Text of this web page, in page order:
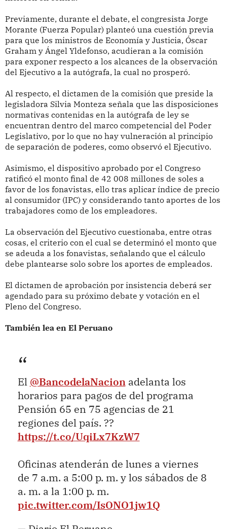
Previamente, durante el debate, el congresista Jorge
Morante (Fuerza Popular) planteó una cuestión previa
para que los ministros de Economía y Justicia, Óscar
Graham y Ángel Yldefonso, acudieran a la comisión
para exponer respecto a los alcances de la observación
del Ejecutivo a la autógrafa, la cual no prosperó.
Al respecto, el dictamen de la comisión que preside la
legisladora Silvia Monteza señala que las disposiciones
normativas contenidas en la autógrafa de ley se
encuentran dentro del marco competencial del Poder
Legislativo, por lo que no hay vulneración al principio
de separación de poderes, como observó el Ejecutivo.
Asimismo, el dispositivo aprobado por el Congreso
ratificó el monto final de 42 008 millones de soles a
favor de los fonavistas, ello tras aplicar índice de precio
al consumidor (IPC) y considerando tanto aportes de los
trabajadores como de los empleadores.
La observación del Ejecutivo cuestionaba, entre otras
cosas, el criterio con el cual se determinó el monto que
se adeuda a los fonavistas, señalando que el cálculo
debe plantearse solo sobre los aportes de empleados.
El dictamen de aprobación por insistencia deberá ser
agendado para su próximo debate y votación en el
Pleno del Congreso.
También lea en El Peruano
El @BancodelaNacion adelanta los
horarios para pagos de del programa
Pensión 65 en 75 agencias de 21
regiones del país. ??
https://t.co/UqiLx7KzW7
Oficinas atenderán de lunes a viernes
de 7 a.m. a 5:00 p. m. y los sábados de 8
a. m. a la 1:00 p. m.
pic.twitter.com/IsONO1jw1Q